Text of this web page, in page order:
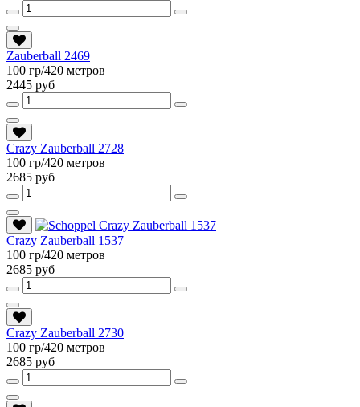
Zauberball 2469
100 гр/420 метров
2445 руб
Crazy Zauberball 2728
100 гр/420 метров
2685 руб
Crazy Zauberball 1537
100 гр/420 метров
2685 руб
Crazy Zauberball 2730
100 гр/420 метров
2685 руб